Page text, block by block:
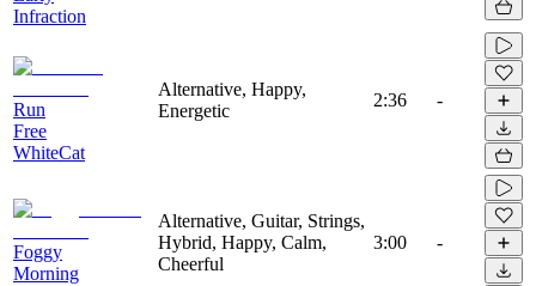
Infraction
Run
Free
WhiteCat
Alternative, Happy,
Energetic
2:36 -
Foggy
Morning
Alternative, Guitar, Strings,
Hybrid, Happy, Calm,
Cheerful
3:00 -